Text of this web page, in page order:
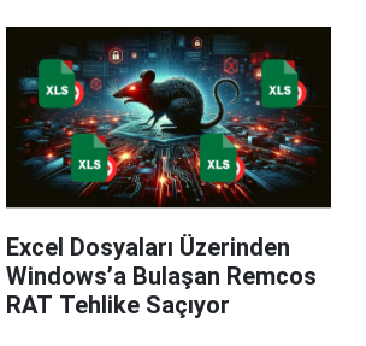
Excel Dosyaları Üzerinden
Windows’a Bulaşan Remcos
RAT Tehlike Saçıyor